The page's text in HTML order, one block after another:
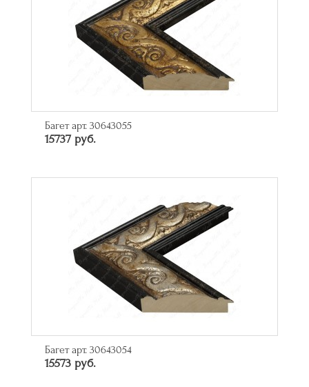
Багет арт. 30643055
15737 руб.
Багет арт. 30643054
15573 руб.